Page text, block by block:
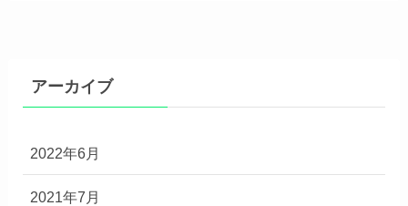
アーカイブ
2022年6月
2021年7月